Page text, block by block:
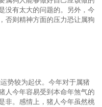
没有太大的问题的。另外，今
否则精神方面的压力恐让属狗
势较为起伏。今年对于属猪
人今年容易受到本命年煞气的
非。感情上，猪人今年虽然桃